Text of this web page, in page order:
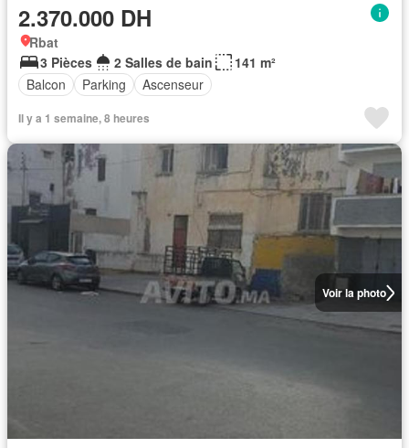
2.370.000 DH
Rbat
3 Pièces
2 Salles de bain
141 m²
Balcon
Parking Ascenseur
Il y a 1 semaine, 8 heures
Voir la photo